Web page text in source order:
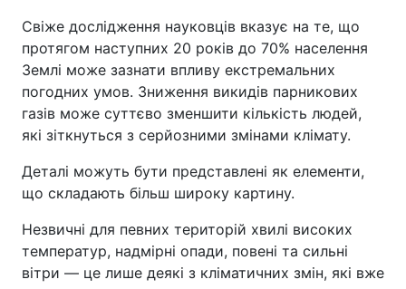
Свіже дослідження науковців вказує на те, що
протягом наступних 20 років до 70% населення
Землі може зазнати впливу екстремальних
погодних умов. Зниження викидів парникових
газів може суттєво зменшити кількість людей,
які зіткнуться з серйозними змінами клімату.
Деталі можуть бути представлені як елементи,
що складають більш широку картину.
Незвичні для певних територій хвилі високих
температур, надмірні опади, повені та сильні
вітри — це лише деякі з кліматичних змін, які вже